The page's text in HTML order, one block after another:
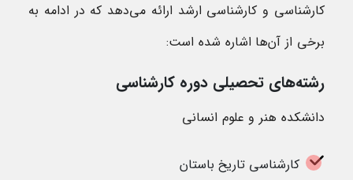
کارشناسی و کارشناسی ارشد ارائه می‌دهد که در ادامه به
برخی از آن‌ها اشاره شده است:
رشته‌های تحصیلی دوره کارشناسی
دانشکده هنر و علوم انسانی
کارشناسی تاریخ باستان